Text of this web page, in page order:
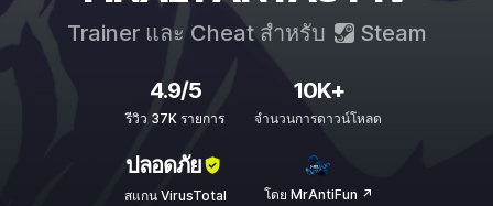
Trainer และ Cheat สำหรับ Steam
4.9/5
รีวิว 37K รายการ
10K+
จำนวนการดาวน์โหลด
ปลอดภัย
สแกน VirusTotal โดย MrAntiFun ↗